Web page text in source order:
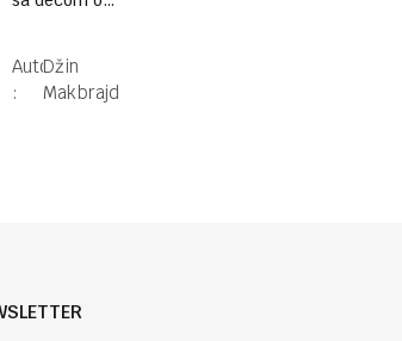
Autor
:
Džin
Makbrajd